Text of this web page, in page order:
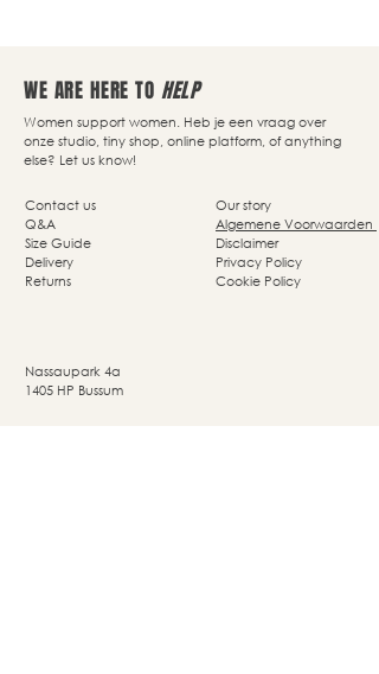
WE ARE HERE TO HELP
Women support women. Heb je een vraag over
onze studio, tiny shop, online platform, of anything
else? Let us know!
Our story
Algemene Voorwaarden
Disclaimer
Privacy Policy
Cookie Policy
Contact us
Q&A
Size Guide
Delivery
Returns
Nassaupark 4a
1405 HP Bussum